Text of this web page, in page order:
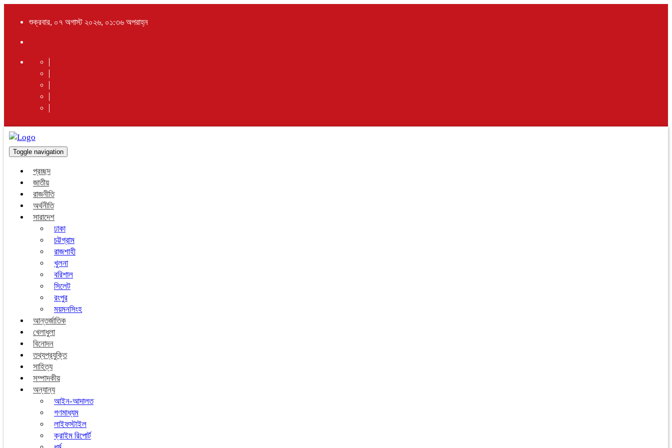
শুক্রবার, ০৭ অগাস্ট ২০২৬, ০১:৩৬ অপরাহ্ন
Toggle navigation
প্রচ্ছদ
জাতীয়
রাজনীতি
অর্থনীতি
সারাদেশ
ঢাকা
চট্টগ্রাম
রাজশাহী
খুলনা
বরিশাল
সিলেট
রংপুর
ময়মনসিংহ
আন্তর্জাতিক
খেলাধুলা
বিনোদন
তথ্যপ্রযুক্তি
সাহিত্য
সম্পাদকীয়
অন্যান্য
আইন-আদালত
গণমাধ্যম
লাইফস্টাইল
ক্রাইম রিপোর্ট